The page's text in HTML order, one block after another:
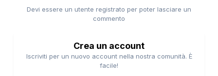
Devi essere un utente registrato per poter lasciare un
commento
Crea un account
Iscriviti per un nuovo account nella nostra comunità. È
facile!